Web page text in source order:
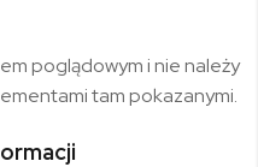
poglądowym i nie należy
tam pokazanymi.